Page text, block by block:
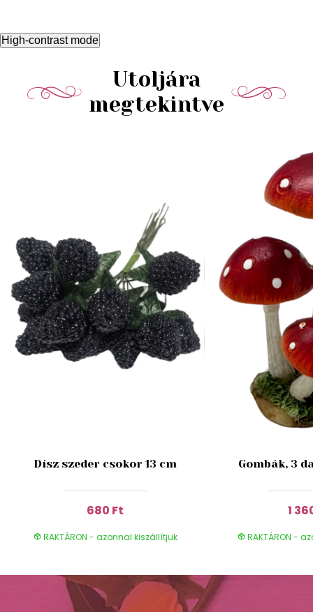
High-contrast mode
Utoljára
megtekintve
Dísz szeder csokor 13 cm
680 Ft
RAKTÁRON - azonnal kiszállítjuk
Gombák, 3
1
RAKTÁRON -